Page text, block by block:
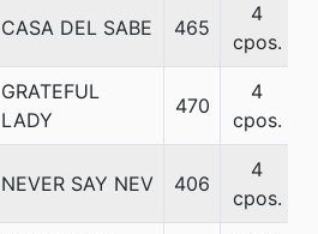
CASA DEL SABE 465
4
cpos.
GRATEFUL
LADY
470
4
cpos.
NEVER SAY NEV 406
4
cpos.